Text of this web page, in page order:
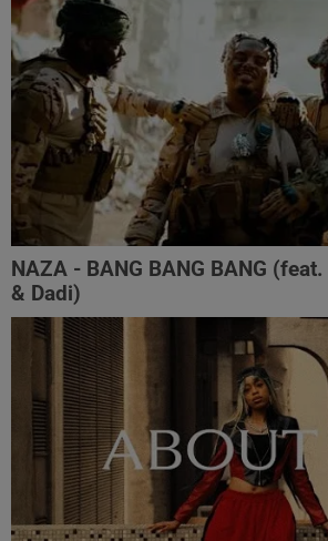
NAZA - BANG BANG BANG
& Dadi)